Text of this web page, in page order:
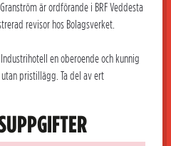
är ordförande i BRF Veddesta
revisor hos Bolagsverket.
en oberoende och kunnig
pristillägg. Ta del av ert